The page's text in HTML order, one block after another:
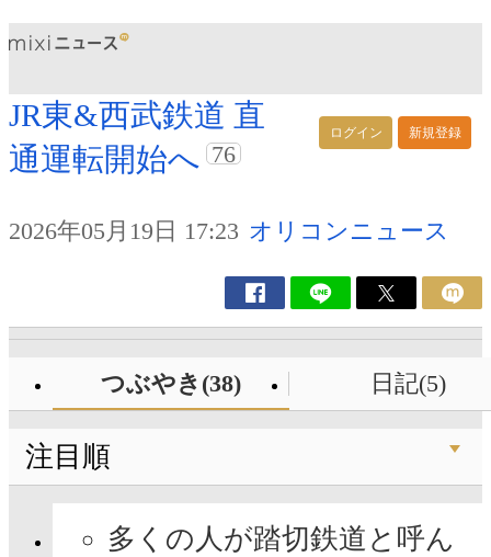
ログイン 新規登録
JR東&西武鉄道 直
通運転開始へ 76
2026年05月19日 17:23 オリコンニュース
つぶやき(38) 日記(5)
注目順
多くの人が踏切鉄道と呼ん